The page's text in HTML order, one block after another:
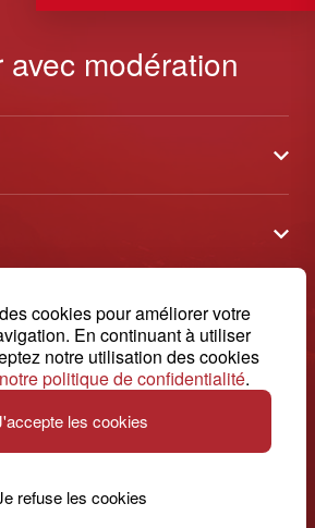
cookies pour améliorer votre
En continuant à utiliser
notre utilisation des cookies
notre politique de confidentialité.
les cookies
refuse les cookies
modération
de vente
de la Gare 2 - CP 144 - 1964
français